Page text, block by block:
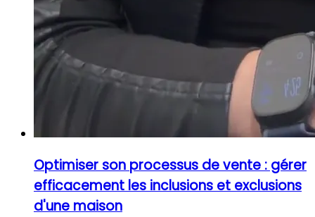
Optimiser son processus de vente : gérer
efficacement les inclusions et exclusions
d'une maison